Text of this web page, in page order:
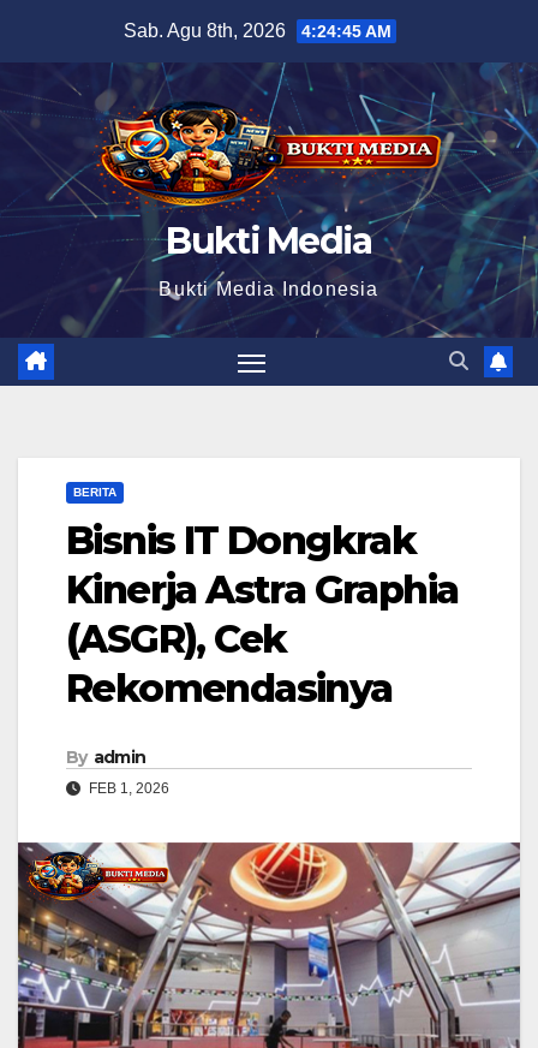
Sab. Agu 8th, 2026 4:24:46 AM
Bukti Media
Bukti Media Indonesia
BERITA
Bisnis IT Dongkrak
Kinerja Astra Graphia
(ASGR), Cek
Rekomendasinya
By admin
FEB 1, 2026